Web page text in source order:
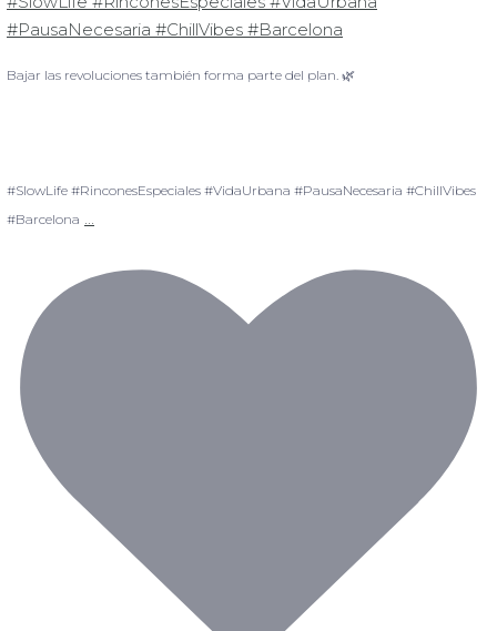
Bajar las revoluciones también forma parte del plan. 🌿
#SlowLife #RinconesEspeciales #VidaUrbana #PausaNecesaria #ChillVibes
#Barcelona